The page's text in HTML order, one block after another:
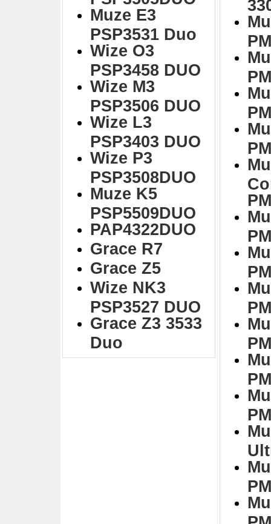
Muze E3
PSP3531 Duo
Wize O3
PSP3458 DUO
Wize M3
PSP3506 DUO
Wize L3
PSP3403 DUO
Wize P3
PSP3508DUO
Muze K5
PSP5509DUO
PAP4322DUO
Grace R7
Grace Z5
Wize NK3
PSP3527 DUO
Grace Z3 3533
Duo